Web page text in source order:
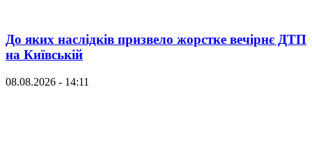
До яких наслідків призвело жорстке вечірнє ДТП
на Київській
08.08.2026 - 14:11